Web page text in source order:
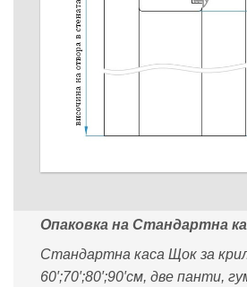
Опаковка на Стандартна
Стандартна каса Щок за
60′;70′;80′;90′см, две панти,